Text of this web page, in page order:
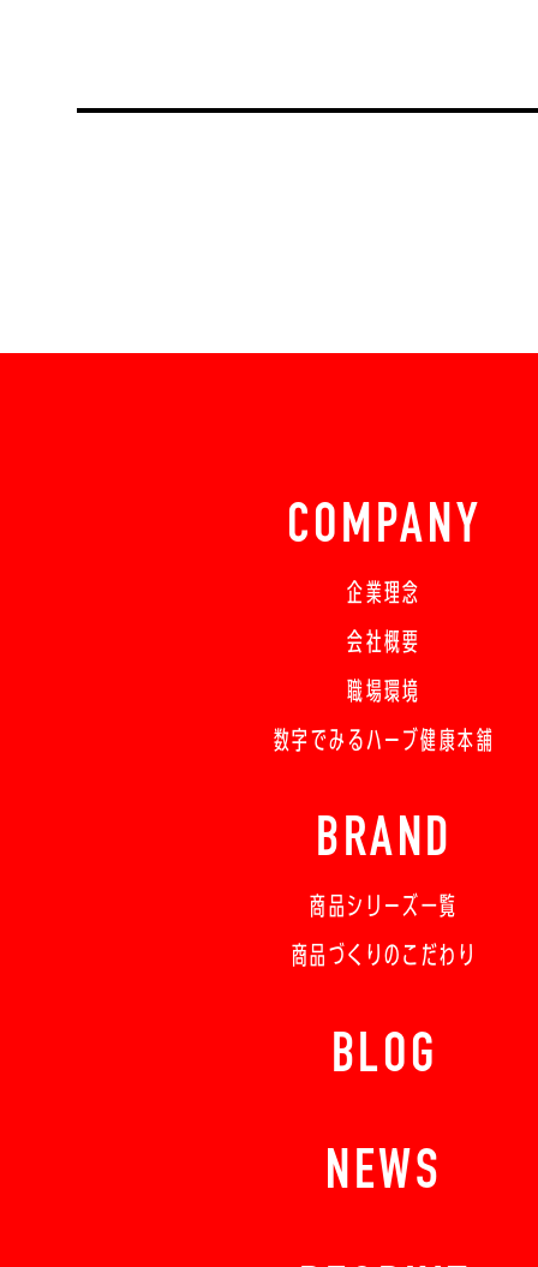
COMPANY
企業理念
会社概要
職場環境
数字でみるハーブ健康本舗
BRAND
商品シリーズ一覧
商品づくりのこだわり
BLOG
NEWS